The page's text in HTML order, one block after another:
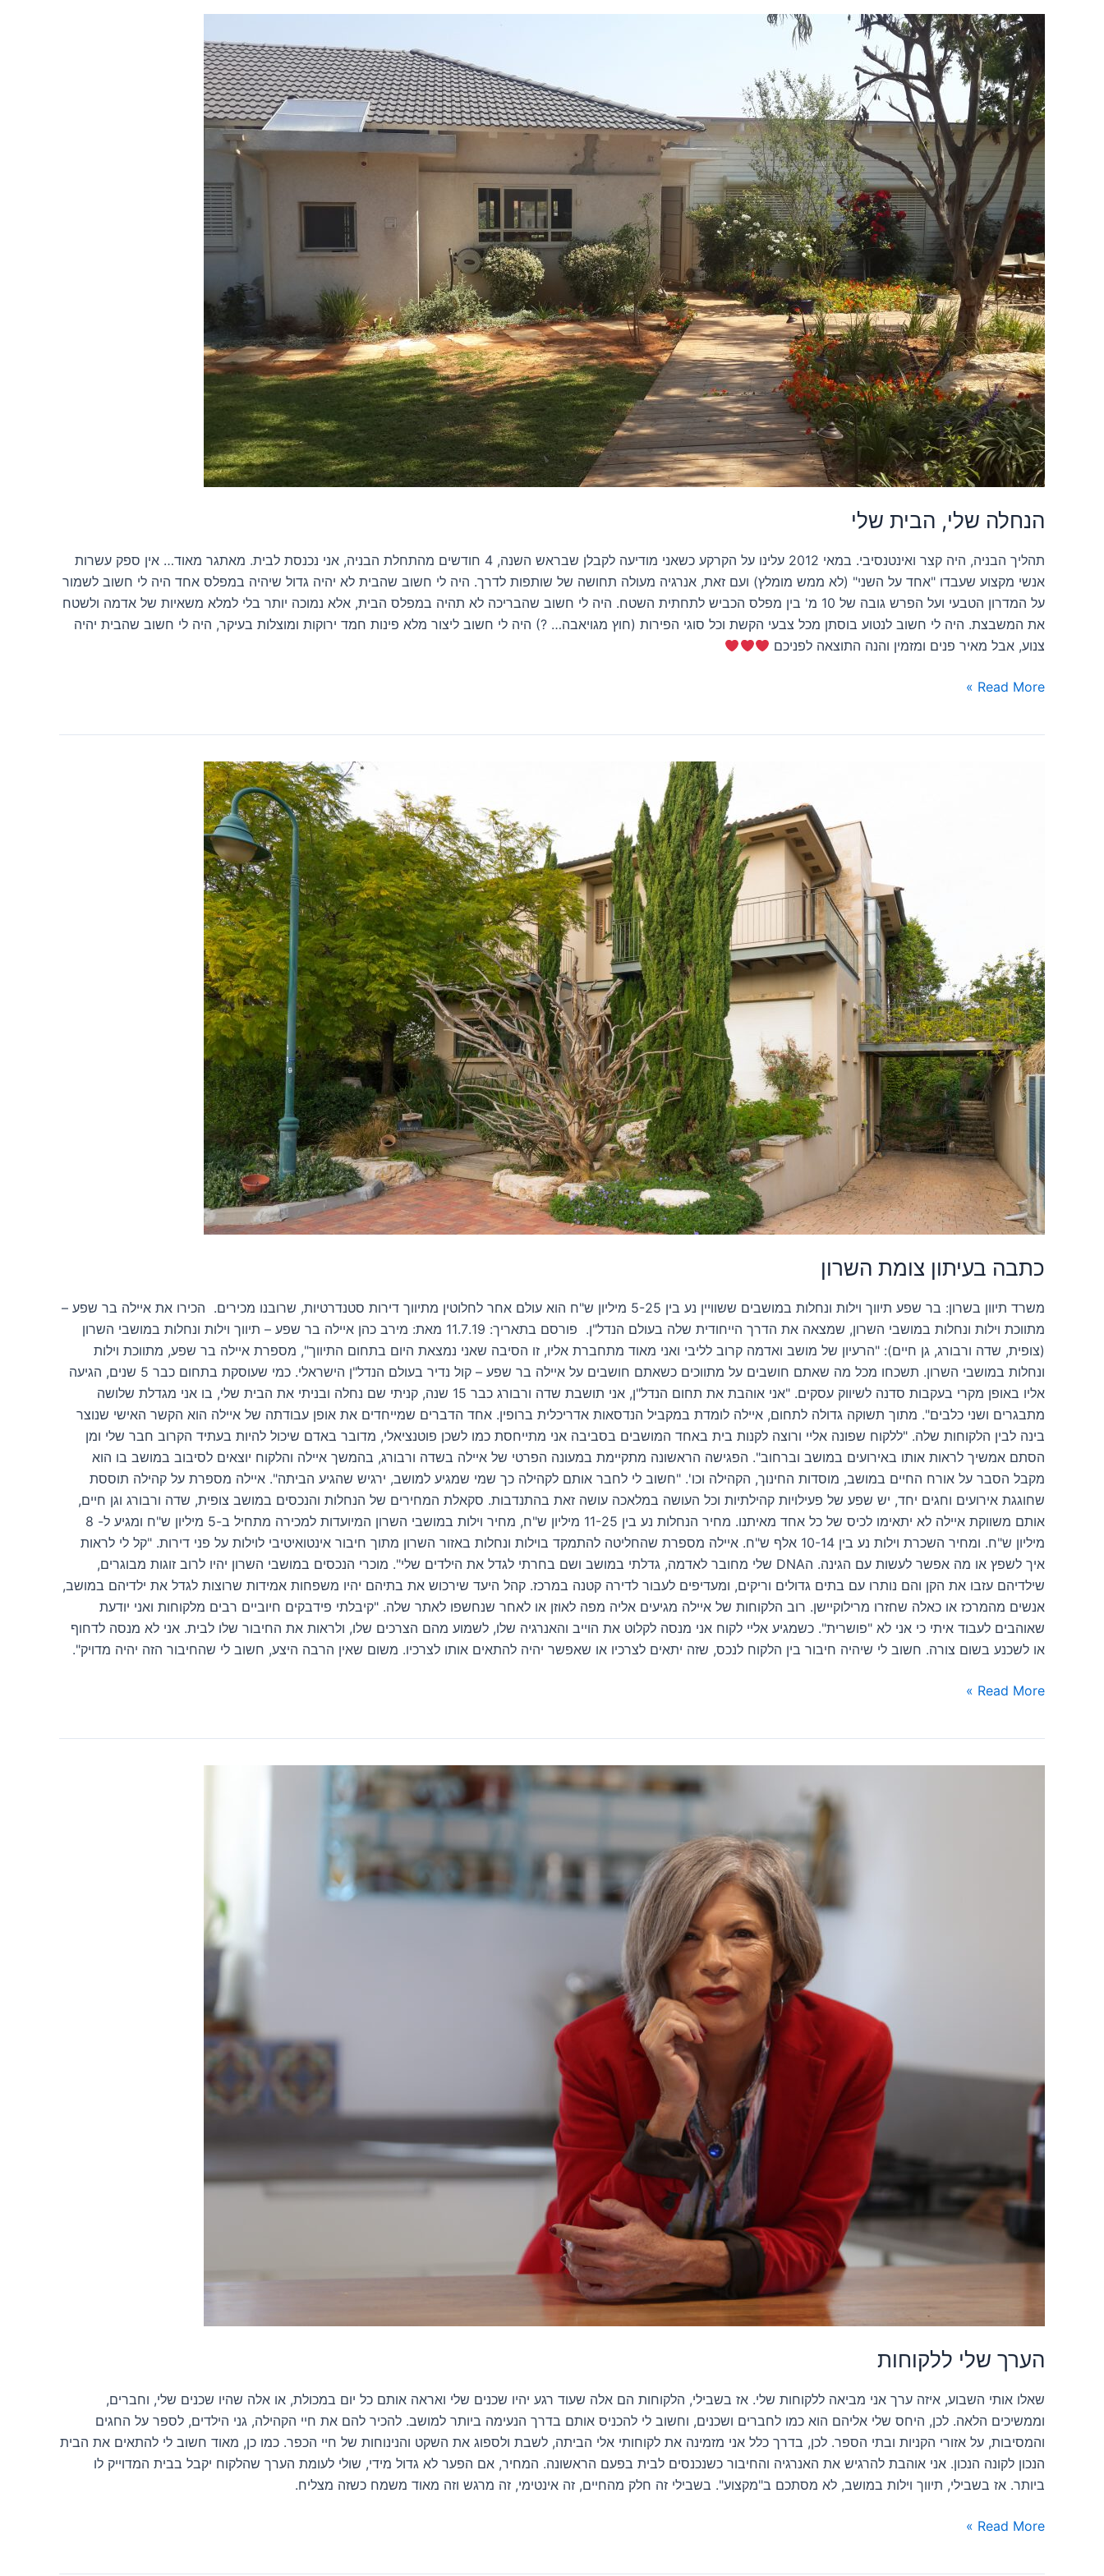
הנחלה שלי, הבית שלי
תהליך הבניה, היה קצר ואינטנסיבי. במאי 2012 עלינו על הקרקע כשאני מודיעה לקבלן שבראש השנה, 4 חודשים מהתחלת הבניה, אני נכנסת לבית. מאתגר מאוד… אין ספק עשרות
אנשי מקצוע שעבדו "אחד על השני" (לא ממש מומלץ) ועם זאת, אנרגיה מעולה תחושה של שותפות לדרך. היה לי חשוב שהבית לא יהיה גדול שיהיה במפלס אחד היה לי חשוב לשמור
על המדרון הטבעי ועל הפרש גובה של 10 מ' בין מפלס הכביש לתחתית השטח. היה לי חשוב שהבריכה לא תהיה במפלס הבית, אלא נמוכה יותר בלי למלא משאיות של אדמה ולשטח
את המשבצת. היה לי חשוב לנטוע בוסתן מכל צבעי הקשת וכל סוגי הפירות (חוץ מגויאבה… ?) היה לי חשוב ליצור מלא פינות חמד ירוקות ומוצלות בעיקר, היה לי חשוב שהבית יהיה
צנוע, אבל מאיר פנים ומזמין והנה התוצאה לפניכם
הנחלה
שלי,
הבית
שלי
Read More »
כתבה בעיתון צומת השרון
משרד תיוון בשרון: בר שפע תיווך וילות ונחלות במושבים ששוויין נע בין 5-25 מיליון ש"ח הוא עולם אחר לחלוטין מתיווך דירות סטנדרטיות, שרובנו מכירים. הכירו את איילה בר שפע –
מתווכת וילות ונחלות במושבי השרון, שמצאה את הדרך הייחודית שלה בעולם הנדל"ן. פורסם בתאריך: 11.7.19 מאת: מירב כהן איילה בר שפע – תיווך וילות ונחלות במושבי השרון
(צופית, שדה ורבורג, גן חיים): "הרעיון של מושב ואדמה קרוב לליבי ואני מאוד מתחברת אליו, זו הסיבה שאני נמצאת היום בתחום התיווך", מספרת איילה בר שפע, מתווכת וילות
ונחלות במושבי השרון. תשכחו מכל מה שאתם חושבים על מתווכים כשאתם חושבים על איילה בר שפע – קול נדיר בעולם הנדל"ן הישראלי. כמי שעוסקת בתחום כבר 5 שנים, הגיעה
אליו באופן מקרי בעקבות סדנה לשיווק עסקים. "אני אוהבת את תחום הנדל"ן, אני תושבת שדה ורבורג כבר 15 שנה, קניתי שם נחלה ובניתי את הבית שלי, בו אני מגדלת שלושה
מתבגרים ושני כלבים". מתוך תשוקה גדולה לתחום, איילה לומדת במקביל הנדסאות אדריכלית ברופין. אחד הדברים שמייחדים את אופן עבודתה של איילה הוא הקשר האישי שנוצר
בינה לבין הלקוחות שלה. "ללקוח שפונה אליי ורוצה לקנות בית באחד המושבים בסביבה אני מתייחסת כמו לשכן פוטנציאלי, מדובר באדם שיכול להיות בעתיד הקרוב חבר שלי ומן
הסתם אמשיך לראות אותו באירועים במושב וברחוב". הפגישה הראשונה מתקיימת במעונה הפרטי של איילה בשדה ורבורג, בהמשך איילה והלקוח יוצאים לסיבוב במושב בו הוא
מקבל הסבר על אורח החיים במושב, מוסדות החינוך, הקהילה וכו'. "חשוב לי לחבר אותם לקהילה כך שמי שמגיע למושב, ירגיש שהגיע הביתה". איילה מספרת על קהילה תוססת
שחוגגת אירועים וחגים יחד, יש שפע של פעילויות קהילתיות וכל העושה במלאכה עושה זאת בהתנדבות. סקאלת המחירים של הנחלות והנכסים במושב צופית, שדה ורבורג וגן חיים,
אותם משווקת איילה לא יתאימו לכיס של כל אחד מאיתנו. מחיר הנחלות נע בין 11-25 מיליון ש"ח, מחיר וילות במושבי השרון המיועדות למכירה מתחיל ב-5 מיליון ש"ח ומגיע ל- 8
מיליון ש"ח. ומחיר השכרת וילות נע בין 10-14 אלף ש"ח. איילה מספרת שהחליטה להתמקד בוילות ונחלות באזור השרון מתוך חיבור אינטואיטיבי לוילות על פני דירות. "קל לי לראות
איך לשפץ או מה אפשר לעשות עם הגינה. הDNA שלי מחובר לאדמה, גדלתי במושב ושם בחרתי לגדל את הילדים שלי". מוכרי הנכסים במושבי השרון יהיו לרוב זוגות מבוגרים,
שילדיהם עזבו את הקן והם נותרו עם בתים גדולים וריקים, ומעדיפים לעבור לדירה קטנה במרכז. קהל היעד שירכוש את בתיהם יהיו משפחות אמידות שרוצות לגדל את ילדיהם במושב,
אנשים מהמרכז או כאלה שחזרו מרילוקיישן. רוב הלקוחות של איילה מגיעים אליה מפה לאוזן או לאחר שנחשפו לאתר שלה. "קיבלתי פידבקים חיוביים רבים מלקוחות ואני יודעת
שאוהבים לעבוד איתי כי אני לא "פושרית". כשמגיע אליי לקוח אני מנסה לקלוט את הוייב והאנרגיה שלו, לשמוע מהם הצרכים שלו, ולראות את החיבור שלו לבית. אני לא מנסה לדחוף
או לשכנע בשום צורה. חשוב לי שיהיה חיבור בין הלקוח לנכס, שזה יתאים לצרכיו או שאפשר יהיה להתאים אותו לצרכיו. משום שאין הרבה היצע, חשוב לי שהחיבור הזה יהיה מדויק".
Read More »
הערך שלי ללקוחות
שאלו אותי השבוע, איזה ערך אני מביאה ללקוחות שלי. אז בשבילי, הלקוחות הם אלה שעוד רגע יהיו שכנים שלי ואראה אותם כל יום במכולת, או אלה שהיו שכנים שלי, וחברים,
וממשיכים הלאה. לכן, היחס שלי אליהם הוא כמו לחברים ושכנים, וחשוב לי להכניס אותם בדרך הנעימה ביותר למושב. להכיר להם את חיי הקהילה, גני הילדים, לספר על החגים
והמסיבות, על אזורי הקניות ובתי הספר. לכן, בדרך כלל אני מזמינה את לקוחותי אלי הביתה, לשבת ולספוג את השקט והנינוחות של חיי הכפר. כמו כן, מאוד חשוב לי להתאים את הבית
הנכון לקונה הנכון. אני אוהבת להרגיש את האנרגיה והחיבור כשנכנסים לבית בפעם הראשונה. המחיר, אם הפער לא גדול מידי, שולי לעומת הערך שהלקוח יקבל בבית המדוייק לו
ביותר. אז בשבילי, תיווך וילות במושב, לא מסתכם ב"מקצוע". בשבילי זה חלק מהחיים, זה אינטימי, זה מרגש וזה מאוד משמח כשזה מצליח.
Read More »